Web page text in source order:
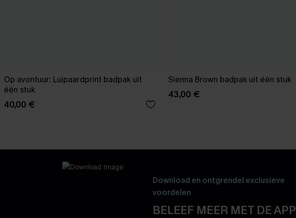
Op avontuur: Luipaardprint badpak uit
één stuk
40,00 €
Sienna Brown badpak uit één stuk
43,00 €
Download en ontgrendel exclusieve
voordelen
BELEEF MEER MET DE APP